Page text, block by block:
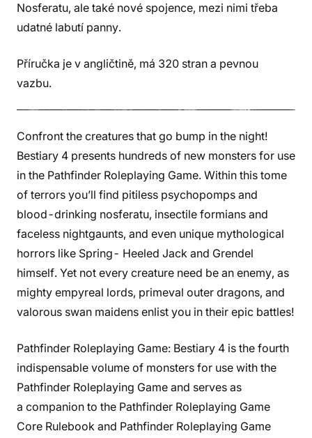
Nosferatu, ale také nové spojence, mezi nimi třeba
udatné labutí panny.
Příručka je v angličtině, má 320 stran a pevnou
vazbu.
Confront the creatures that go bump in the night!
Bestiary 4 presents hundreds of new monsters for use
in the Pathfinder Roleplaying Game. Within this tome
of terrors you’ll find pitiless psychopomps and
blood-drinking nosferatu, insectile formians and
faceless nightgaunts, and even unique mythological
horrors like Spring- Heeled Jack and Grendel
himself. Yet not every creature need be an enemy, as
mighty empyreal lords, primeval outer dragons, and
valorous swan maidens enlist you in their epic battles!
Pathfinder Roleplaying Game: Bestiary 4 is the fourth
indispensable volume of monsters for use with the
Pathfinder Roleplaying Game and serves as
a companion to the Pathfinder Roleplaying Game
Core Rulebook and Pathfinder Roleplaying Game